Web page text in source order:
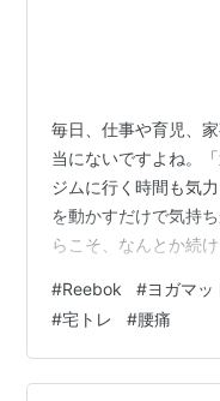
毎日、仕事や育児、
当にないですよね。
ジムに行く時間も気
を動かすだけで気持
らこそ、なんとか続
が、良いヨガマット
剣な私も注目してい
ーニングマットにつ
の視点から、その特
#Reebok #ヨガマッ
#宅トレ #腰痛